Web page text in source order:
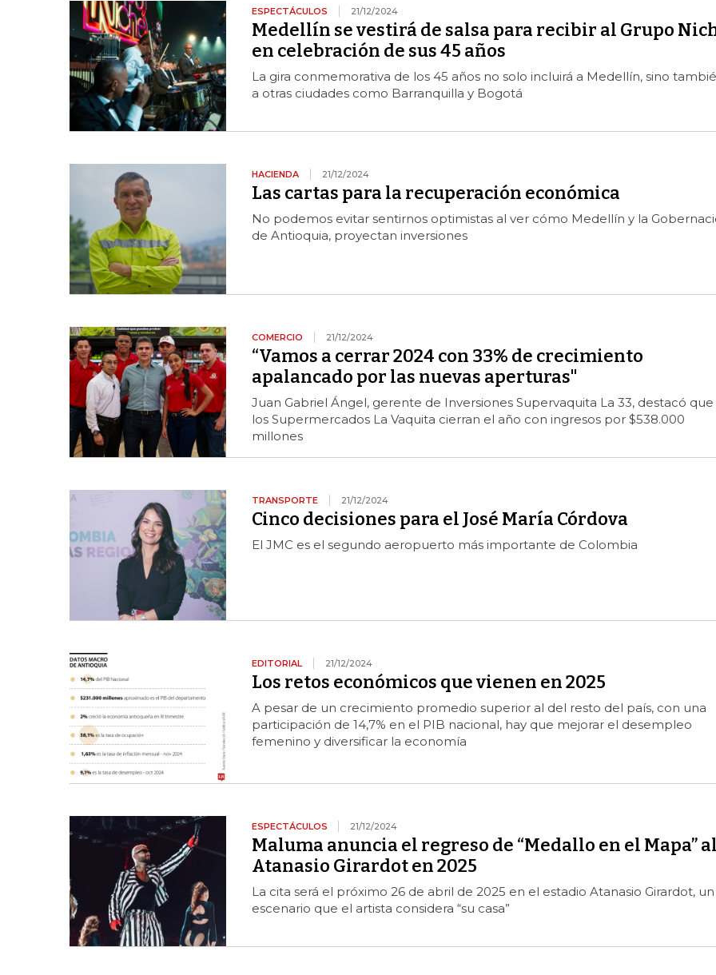
ESPECTÁCULOS 21/12/2024
Medellín se vestirá de salsa para recibir al Grupo
en celebración de sus 45 años
La gira conmemorativa de los 45 años no solo incluirá a Medellín, sino
a otras ciudades como Barranquilla y Bogotá
HACIENDA 21/12/2024
Las cartas para la recuperación económica
No podemos evitar sentirnos optimistas al ver cómo Medellín y la
de Antioquia, proyectan inversiones
COMERCIO 21/12/2024
“Vamos a cerrar 2024 con 33% de crecimiento
apalancado por las nuevas aperturas"
Juan Gabriel Ángel, gerente de Inversiones Supervaquita La 33, destacó que
los Supermercados La Vaquita cierran el año con ingresos por $538.000
millones
TRANSPORTE 21/12/2024
Cinco decisiones para el José María Córdova
El JMC es el segundo aeropuerto más importante de Colombia
EDITORIAL 21/12/2024
Los retos económicos que vienen en 2025
A pesar de un crecimiento promedio superior al del resto del país, con una
participación de 14,7% en el PIB nacional, hay que mejorar el desempleo
femenino y diversificar la economía
ESPECTÁCULOS 21/12/2024
Maluma anuncia el regreso de “Medallo en el Mapa”
Atanasio Girardot en 2025
La cita será el próximo 26 de abril de 2025 en el estadio Atanasio Girardot, un
escenario que el artista considera “su casa”